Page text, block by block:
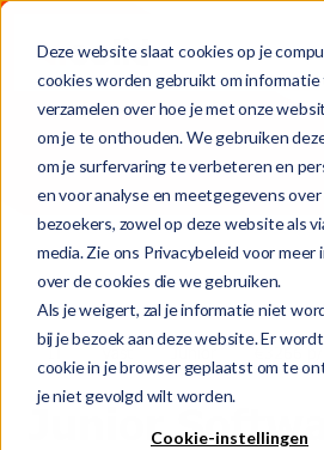
Deze website slaat cookies op je
cookies worden gebruikt om
verzamelen over hoe je met onze
om je te onthouden. We gebruiken
om je surfervaring te verbeteren en
en voor analyse en meetgegevens over
bezoekers, zowel op deze website als
media. Zie ons Privacybeleid voor meer
over de cookies die we gebruiken.
Als je weigert, zal je informatie niet
bij je bezoek aan deze website. Er
cookie in je browser geplaatst om te
je niet gevolgd wilt worden.
Cookie-instellingen
Dit is een zoekveld waaraan een
Er zijn geen suggesties want
IT Vast Junior €3266
Junior